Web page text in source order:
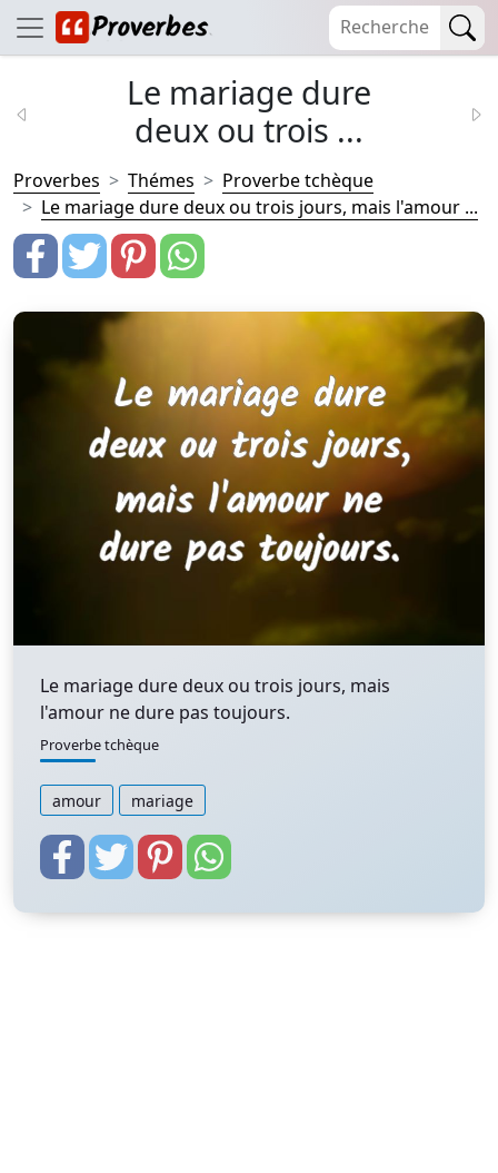
Le mariage dure
deux ou trois ...
Proverbes Thémes
Proverbe tchèque
Le mariage dure deux ou trois jours, mais l'amour ...
Le mariage dure deux ou trois jours, mais
l'amour ne dure pas toujours.
Proverbe tchèque
amour mariage